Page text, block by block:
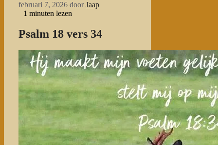
februari 7, 2026 doorJaap
1 minuten lezen
Psalm 18 vers 34